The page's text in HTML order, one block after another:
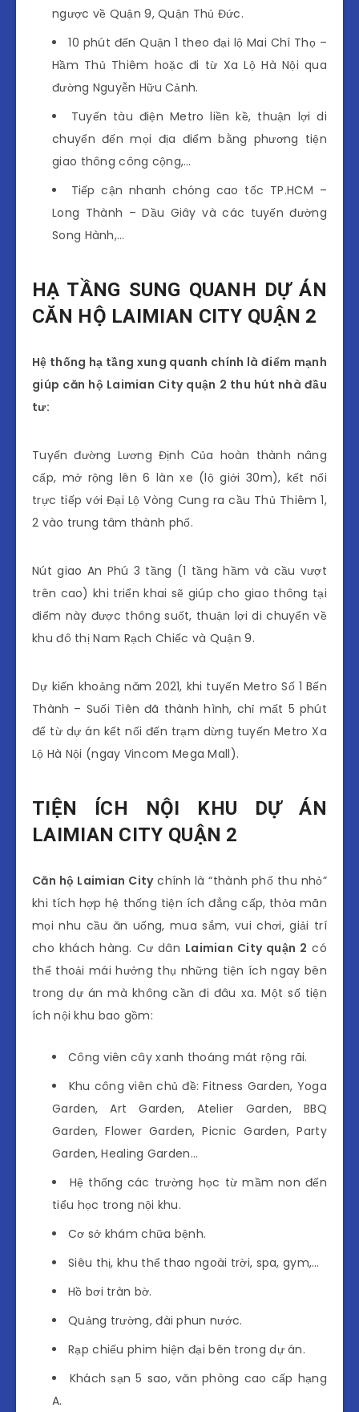
ngược về Quận 9, Quận Thủ Đức.
10 phút đến Quận 1 theo đại lộ Mai Chí Thọ –
Hầm Thủ Thiêm hoặc đi từ Xa Lộ Hà Nội qua
đường Nguyễn Hữu Cảnh.
Tuyến tàu điện Metro liền kề, thuận lợi di
chuyển đến mọi địa điểm bằng phương tiện
giao thông công cộng,…
Tiếp cận nhanh chóng cao tốc TP.HCM –
Long Thành – Dầu Giây và các tuyến đường
Song Hành,…
HẠ TẦNG SUNG QUANH DỰ ÁN
CĂN HỘ LAIMIAN CITY QUẬN 2
Hệ thống hạ tầng xung quanh chính là điểm mạnh
giúp căn hộ Laimian City quận 2 thu hút nhà đầu
tư:
Tuyến đường Lương Định Của hoàn thành nâng
cấp, mở rộng lên 6 làn xe (lộ giới 30m), kết nối
trực tiếp với Đại Lộ Vòng Cung ra cầu Thủ Thiêm 1,
2 vào trung tâm thành phố.
Nút giao An Phú 3 tầng (1 tầng hầm và cầu vượt
trên cao) khi triển khai sẽ giúp cho giao thông tại
điểm này được thông suốt, thuận lợi di chuyển về
khu đô thị Nam Rạch Chiếc và Quận 9.
Dự kiến khoảng năm 2021, khi tuyến Metro Số 1 Bến
Thành – Suối Tiên đã thành hình, chỉ mất 5 phút
để từ dự án kết nối đến trạm dừng tuyến Metro Xa
Lộ Hà Nội (ngay Vincom Mega Mall).
TIỆN ÍCH NỘI KHU DỰ ÁN
LAIMIAN CITY QUẬN 2
Căn hộ Laimian Citychính là “thành phố thu nhỏ”
khi tích hợp hệ thống tiện ích đẳng cấp, thỏa mãn
mọi nhu cầu ăn uống, mua sắm, vui chơi, giải trí
cho khách hàng. Cư dân Laimian City quận 2 có
thể thoải mái hưởng thụ những tiện ích ngay bên
trong dự án mà không cần đi đâu xa. Một số tiện
ích nội khu bao gồm:
Công viên cây xanh thoáng mát rộng rãi.
Khu công viên chủ đề: Fitness Garden, Yoga
Garden, Art Garden, Atelier Garden, BBQ
Garden, Flower Garden, Picnic Garden, Party
Garden, Healing Garden…
Hệ thống các trường học từ mầm non đến
tiểu học trong nội khu.
Cơ sở khám chữa bệnh.
Siêu thị, khu thể thao ngoài trời, spa, gym,…
Hồ bơi tràn bờ.
Quảng trường, đài phun nước.
Rạp chiếu phim hiện đại bên trong dự án.
Khách sạn 5 sao, văn phòng cao cấp hạng
A.